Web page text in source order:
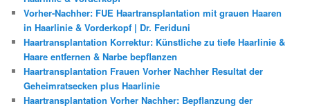
Vorher-Nachher: FUE Haartransplantation mit grauen Haaren
in Haarlinie & Vorderkopf | Dr. Feriduni
Haartransplantation Korrektur: Künstliche zu tiefe Haarlinie &
Haare entfernen & Narbe bepflanzen
Haartransplantation Frauen Vorher Nachher Resultat der
Geheimratsecken plus Haarlinie
Haartransplantation Vorher Nachher: Bepflanzung der